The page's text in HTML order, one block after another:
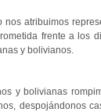
nos atribuimos
frente a los
y bolivianos.
y bolivianas
despojándonos